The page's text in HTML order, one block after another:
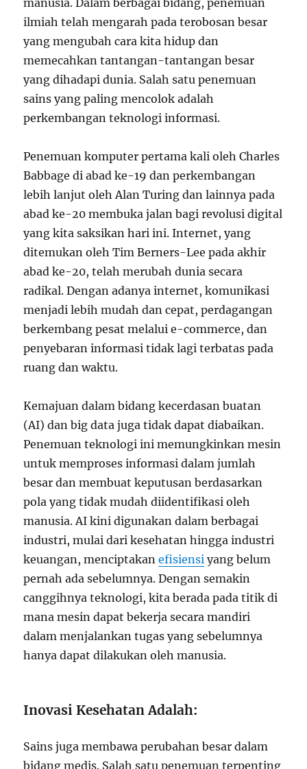
ilmiah telah mengarah pada terobosan besar
yang mengubah cara kita hidup dan
memecahkan tantangan-tantangan besar
yang dihadapi dunia. Salah satu penemuan
sains yang paling mencolok adalah
perkembangan teknologi informasi.
Penemuan komputer pertama kali oleh Charles
Babbage di abad ke-19 dan perkembangan
lebih lanjut oleh Alan Turing dan lainnya pada
abad ke-20 membuka jalan bagi revolusi digital
yang kita saksikan hari ini. Internet, yang
ditemukan oleh Tim Berners-Lee pada akhir
abad ke-20, telah merubah dunia secara
radikal. Dengan adanya internet, komunikasi
menjadi lebih mudah dan cepat, perdagangan
berkembang pesat melalui e-commerce, dan
penyebaran informasi tidak lagi terbatas pada
ruang dan waktu.
Kemajuan dalam bidang kecerdasan buatan
(AI) dan big data juga tidak dapat diabaikan.
Penemuan teknologi ini memungkinkan mesin
untuk memproses informasi dalam jumlah
besar dan membuat keputusan berdasarkan
pola yang tidak mudah diidentifikasi oleh
manusia. AI kini digunakan dalam berbagai
industri, mulai dari kesehatan hingga industri
keuangan, menciptakanefisiensi yang belum
pernah ada sebelumnya. Dengan semakin
canggihnya teknologi, kita berada pada titik di
mana mesin dapat bekerja secara mandiri
dalam menjalankan tugas yang sebelumnya
hanya dapat dilakukan oleh manusia.
Inovasi Kesehatan Adalah:
Sains juga membawa perubahan besar dalam
bidang medis. Salah satu penemuan terpenting